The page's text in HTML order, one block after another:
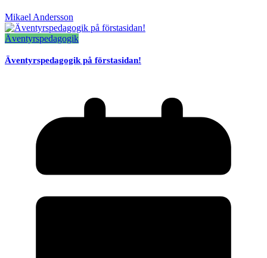
Mikael Andersson
Äventyrspedagogik
Äventyrspedagogik på förstasidan!